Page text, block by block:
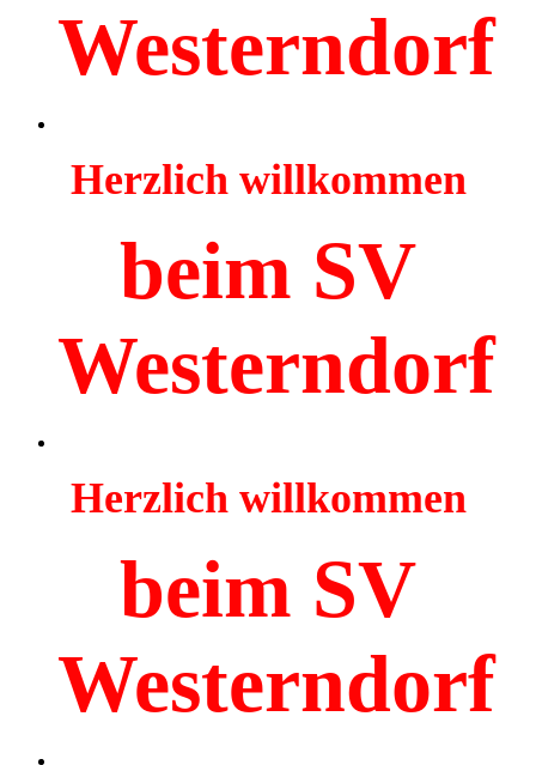
Westerndorf
Herzlich willkommen
beim SV
Westerndorf
Herzlich willkommen
beim SV
Westerndorf